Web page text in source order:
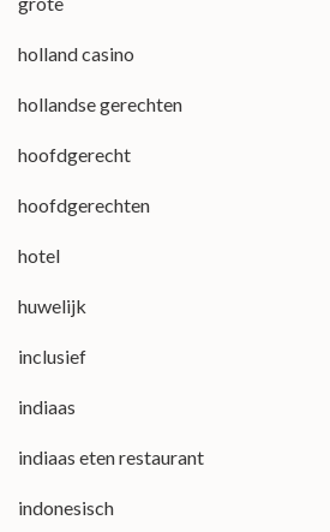
holland casino
hollandse gerechten
hoofdgerecht
hoofdgerechten
hotel
huwelijk
inclusief
indiaas
indiaas eten restaurant
indonesisch